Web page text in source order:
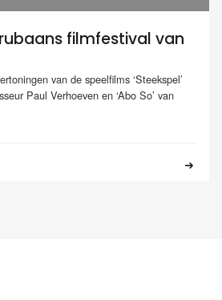
filmfestival van
van de speelfilms ‘Steekspel’
Paul Verhoeven en ‘Abo So’ van